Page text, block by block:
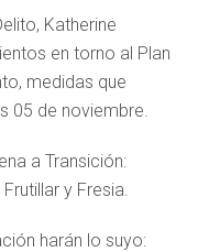
Katherine
en torno al Plan
medidas que
05 de noviembre.
a Transición:
y Fresia.
harán lo suyo: